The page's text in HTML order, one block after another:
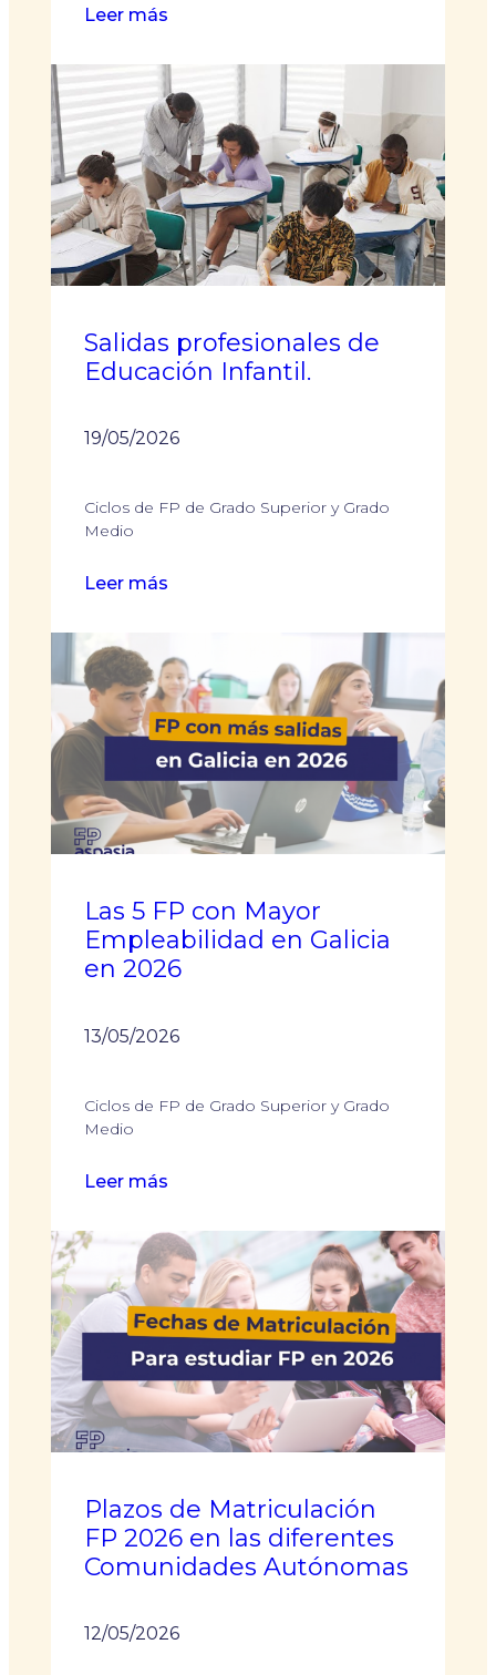
Leer más
de
competencias
profesionales:
cómo
convertir
tu
experiencia
en
un
de
FP
Salidas profesionales de
Educación Infantil.
19/05/2026
Ciclos de FP de Grado Superior y Grado
Medio
Leer más
de
Educación
Infantil.
Las 5 FP con Mayor
Empleabilidad en Galicia
en 2026
13/05/2026
Ciclos de FP de Grado Superior y Grado
Medio
Leer más
5
FP
con
Mayor
Empleabilidad
Galicia
en
2026
Plazos de Matriculación
FP 2026 en las diferentes
Comunidades Autónomas
12/05/2026